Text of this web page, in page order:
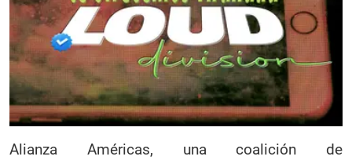
Alianza Américas, una coalición de